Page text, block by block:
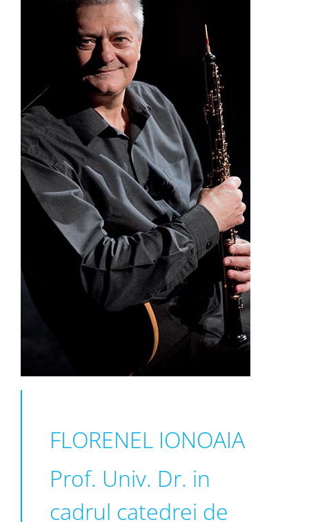
FLORENEL IONOAIA
Prof. Univ. Dr. in
cadrul catedrei de